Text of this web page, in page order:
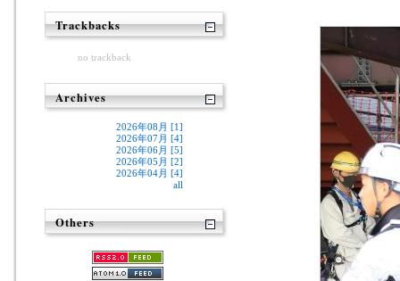
Trackbacks
no trackback
Archives
2026年08月 [1]
2026年07月 [4]
2026年06月 [5]
2026年05月 [2]
2026年04月 [4]
all
Others